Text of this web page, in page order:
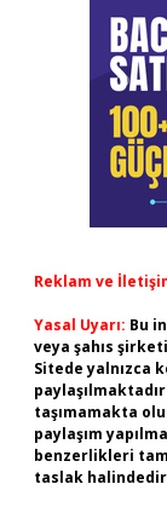
Reklam ve
Yasal Uyarı: Bu
veya şahıs
Sitede yalnızca
taşımamakta
paylaşım
benzerlikleri
taslak